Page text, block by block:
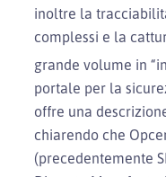
inoltre la
complessi e la
grande volume in
portale per la
offre una
chiarendo che
(precedentemente